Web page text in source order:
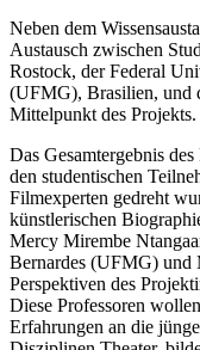
Neben dem
Austausch zwischen
Rostock, der Federal
(UFMG), Brasilien, und
Mittelpunkt des Projekts.
Das Gesamtergebnis
den studentischen
Filmexperten gedreht
künstlerischen
Mercy Mirembe
Bernardes (UFMG) und
Perspektiven des
Diese Professoren
Erfahrungen an die